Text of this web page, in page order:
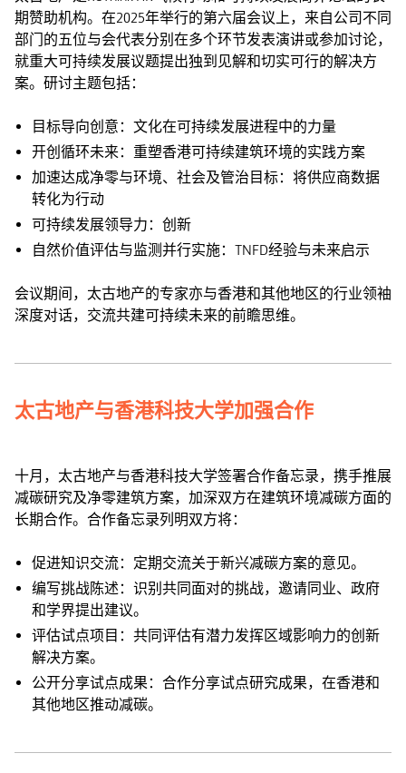
期赞助机构。在2025年举行的第六届会议上，来自公司不同
部门的五位与会代表分别在多个环节发表演讲或参加讨论，
就重大可持续发展议题提出独到见解和切实可行的解决方
案。研讨主题包括：
目标导向创意：文化在可持续发展进程中的力量
开创循环未来：重塑香港可持续建筑环境的实践方案
加速达成净零与环境、社会及管治目标：将供应商数据
转化为行动
可持续发展领导力：创新
自然价值评估与监测并行实施：TNFD经验与未来启示
会议期间，太古地产的专家亦与香港和其他地区的行业领袖
深度对话，交流共建可持续未来的前瞻思维。
太古地产与香港科技大学加强合作
十月，太古地产与香港科技大学签署合作备忘录，携手推展
减碳研究及净零建筑方案，加深双方在建筑环境减碳方面的
长期合作。合作备忘录列明双方将：
促进知识交流：定期交流关于新兴减碳方案的意见。
编写挑战陈述：识别共同面对的挑战，邀请同业、政府
和学界提出建议。
评估试点项目：共同评估有潜力发挥区域影响力的创新
解决方案。
公开分享试点成果：合作分享试点研究成果，在香港和
其他地区推动减碳。